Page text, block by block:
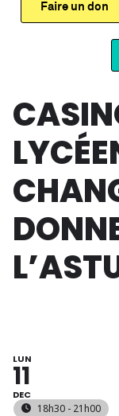
Faire un don
LUN
11
DEC
18h30 - 21h00